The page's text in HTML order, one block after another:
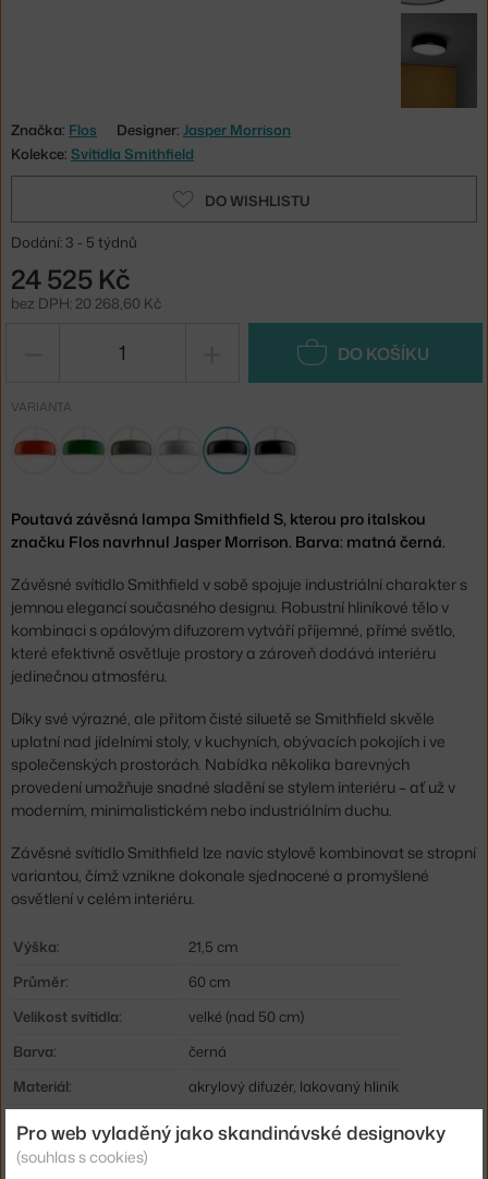
Značka: Flos Designer: Jasper Morrison
Kolekce: Svítidla Smithfield
DO WISHLISTU
Dodání: 3 - 5 týdnů
24 525 Kč
bez DPH: 20 268,60 Kč
DO KOŠÍKU
VARIANTA
Poutavá závěsná lampa Smithfield S, kterou pro italskou
značku Flos navrhnul Jasper Morrison. Barva: matná černá.
Závěsné svítidlo Smithfield v sobě spojuje industriální charakter s
jemnou elegancí současného designu. Robustní hliníkové tělo v
kombinaci s opálovým difuzorem vytváří příjemné, přímé světlo,
které efektivně osvětluje prostory a zároveň dodává interiéru
jedinečnou atmosféru.
Díky své výrazné, ale přitom čisté siluetě se Smithfield skvěle
uplatní nad jídelními stoly, v kuchyních, obývacích pokojích i ve
společenských prostorách. Nabídka několika barevných
provedení umožňuje snadné sladění se stylem interiéru – ať už v
moderním, minimalistickém nebo industriálním duchu.
Závěsné svítidlo Smithfield lze navíc stylově kombinovat se stropní
variantou, čímž vznikne dokonale sjednocené a promyšlené
osvětlení v celém interiéru.
Výška:
21,5 cm
Průměr:
60 cm
Velikost svítidla:
velké (nad 50 cm)
Barva:
černá
Materiál:
akrylový difuzér, lakovaný hliník
Délka kabelu:
2,7 m
Krytí:
Pro web vyladěný jako skandinávské designovky
(souhlas s cookies)